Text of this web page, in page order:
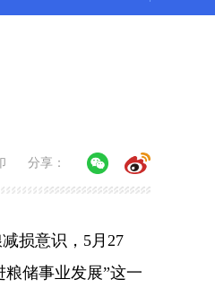
分享：
损意识，5月27
储事业发展”这一